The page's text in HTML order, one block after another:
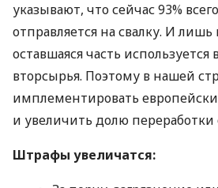
указывают, что сейчас 93%
отправляется на свалку. И
оставшаяся часть используется
вторсырья. Поэтому в нашей
имплементировать
и увеличить долю переработки
Штрафы увеличатся: